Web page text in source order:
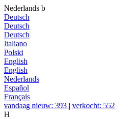
Nederlands b
Deutsch
Deutsch
Deutsch
Italiano
Polski
English
English
Nederlands
Español
Français
vandaag nieuw: 393 | verkocht: 552
H